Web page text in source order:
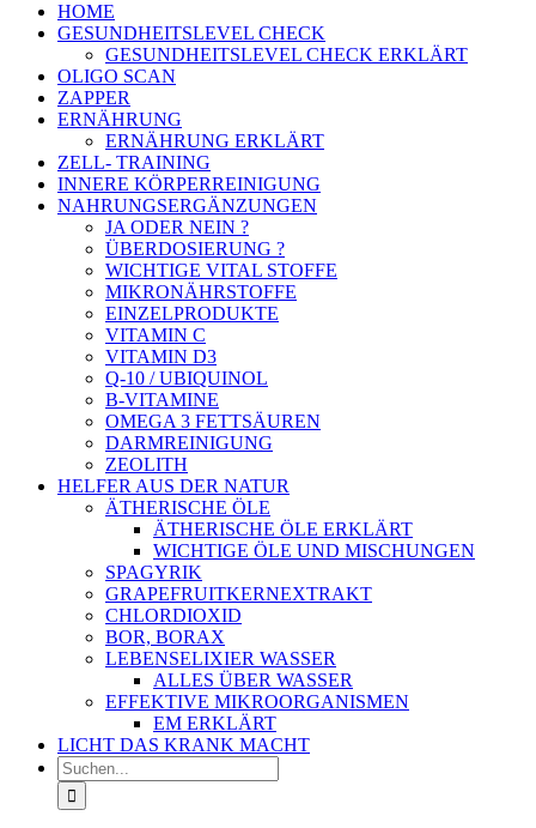
HOME
GESUNDHEITSLEVEL CHECK
GESUNDHEITSLEVEL CHECK ERKLÄRT
OLIGO SCAN
ZAPPER
ERNÄHRUNG
ERNÄHRUNG ERKLÄRT
ZELL- TRAINING
INNERE KÖRPERREINIGUNG
NAHRUNGSERGÄNZUNGEN
JA ODER NEIN ?
ÜBERDOSIERUNG ?
WICHTIGE VITAL STOFFE
MIKRONÄHRSTOFFE
EINZELPRODUKTE
VITAMIN C
VITAMIN D3
Q-10 / UBIQUINOL
B-VITAMINE
OMEGA 3 FETTSÄUREN
DARMREINIGUNG
ZEOLITH
HELFER AUS DER NATUR
ÄTHERISCHE ÖLE
ÄTHERISCHE ÖLE ERKLÄRT
WICHTIGE ÖLE UND MISCHUNGEN
SPAGYRIK
GRAPEFRUITKERNEXTRAKT
CHLORDIOXID
BOR, BORAX
LEBENSELIXIER WASSER
ALLES ÜBER WASSER
EFFEKTIVE MIKROORGANISMEN
EM ERKLÄRT
LICHT DAS KRANK MACHT
Suche
nach: